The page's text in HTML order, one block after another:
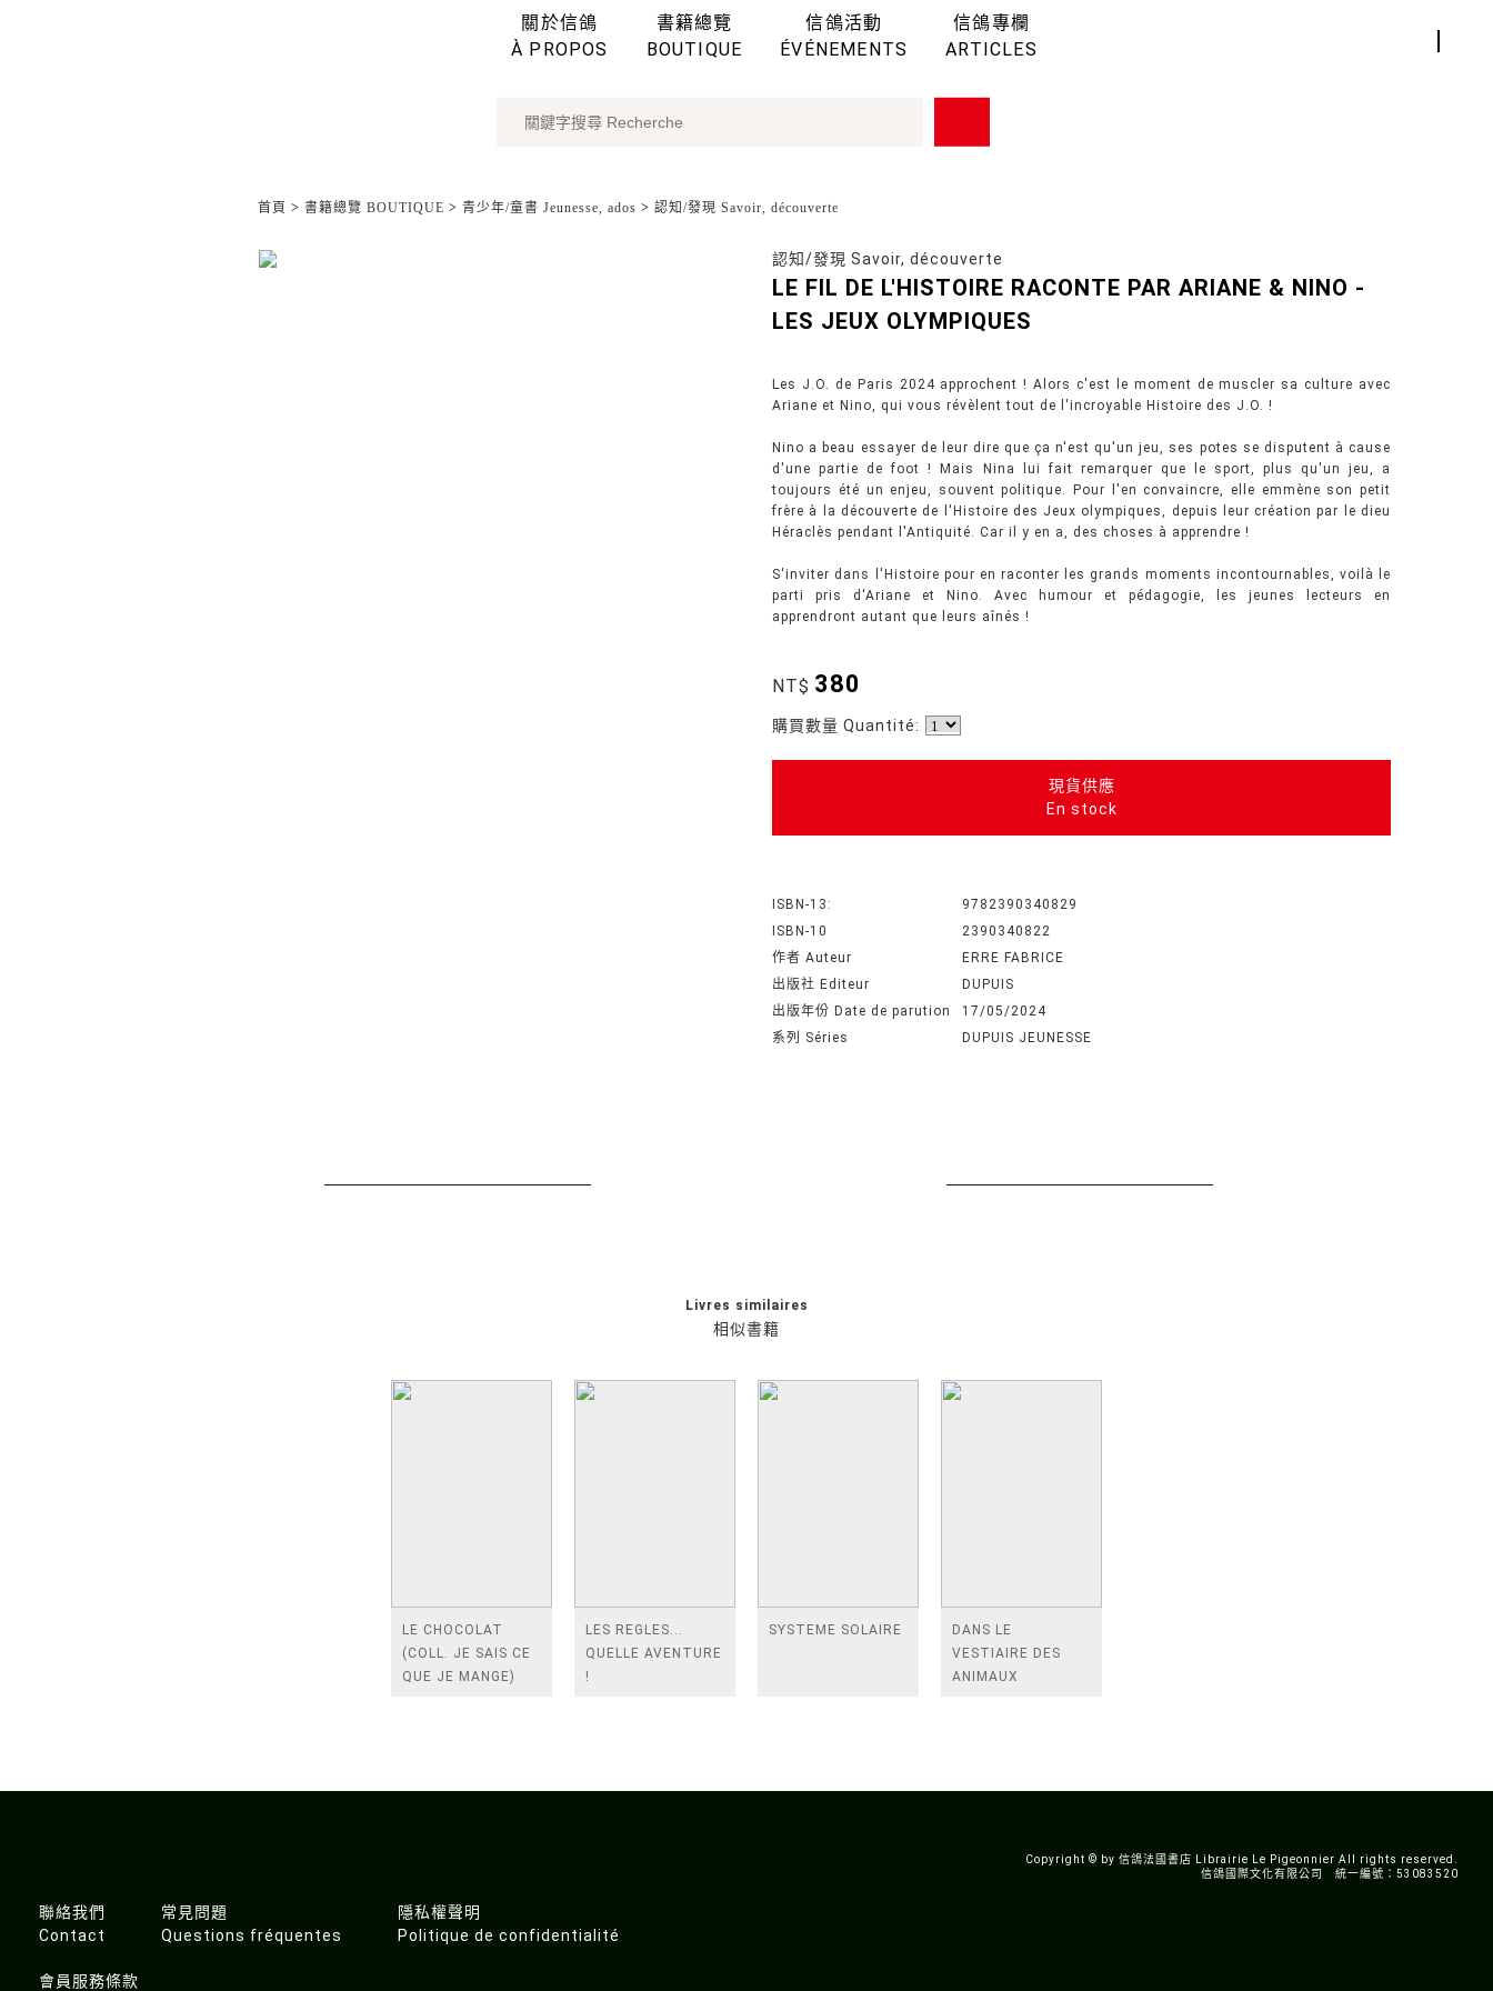
關於信鴿
À PROPOS
書籍總覽
BOUTIQUE
信鴿活動
ÉVÉNEMENTS
信鴿專欄
ARTICLES
首頁 > 書籍總覽 BOUTIQUE > 青少年/童書 Jeunesse, ados > 認知/發現 Savoir, découverte
認知/發現 Savoir, découverte
LE FIL DE L'HISTOIRE RACONTE PAR ARIANE & NINO -
LES JEUX OLYMPIQUES
Les J.O. de Paris 2024 approchent ! Alors c'est le moment de muscler sa culture avec
Ariane et Nino, qui vous révèlent tout de l'incroyable Histoire des J.O. !
Nino a beau essayer de leur dire que ça n'est qu'un jeu, ses potes se disputent à cause
d'une partie de foot ! Mais Nina lui fait remarquer que le sport, plus qu'un jeu, a
toujours été un enjeu, souvent politique. Pour l'en convaincre, elle emmène son petit
frère à la découverte de l'Histoire des Jeux olympiques, depuis leur création par le dieu
Héraclès pendant l'Antiquité. Car il y en a, des choses à apprendre !
S'inviter dans l'Histoire pour en raconter les grands moments incontournables, voilà le
parti pris d'Ariane et Nino. Avec humour et pédagogie, les jeunes lecteurs en
apprendront autant que leurs aînés !
NT$ 380
購買數量 Quantité:
現貨供應
En stock
ISBN-13:
9782390340829
ISBN-10
2390340822
作者 Auteur
ERRE FABRICE
出版社 Editeur
DUPUIS
出版年份 Date de parution
17/05/2024
系列 Séries
DUPUIS JEUNESSE
相似書籍
Livres similaires
LE CHOCOLAT
(COLL. JE SAIS CE
QUE JE MANGE)
LES REGLES...
QUELLE AVENTURE
!
SYSTEME SOLAIRE
DANS LE
VESTIAIRE DES
ANIMAUX
Copyright © by 信鴿法國書店 Librairie Le Pigeonnier All rights reserved.
信鴿國際文化有限公司 統一編號：53083520
聯絡我們
Contact
常見問題
Questions fréquentes
隱私權聲明
Politique de confidentialité
會員服務條款